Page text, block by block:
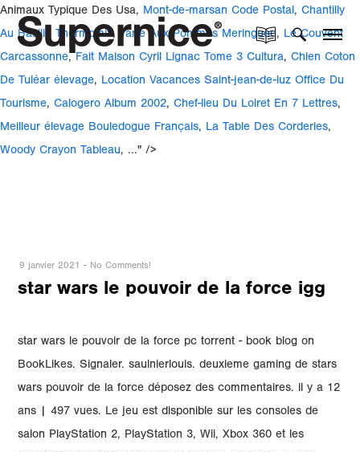
Animaux Typique Des Usa, Mont-de-marsan Code Postal, Chantilly
Au Basilic Thermomix, Tarte Aux Pommes Meringuée, Le Couvent
Carcassonne, Fait Maison Cyril Lignac Tome 3 Cultura, Chien Coton
De Tuléar élevage, Location Vacances Saint-jean-de-luz Office Du
Tourisme, Calogero Album 2002, Chef-lieu Du Loiret En 7 Lettres,
Meilleur élevage Bouledogue Français, La Table Des Corderies,
Woody Crayon Tableau, ..." />
9 janvier 2021 - No Comments!
star wars le pouvoir de la force igg
star wars le pouvoir de la force pc torrent - book blog on
BookLikes. Signaler. saulnierlouis. deuxieme gaming de stars
wars pouvoir de la force déposez des commentaires. il y a 12
ans | 497 vues. Le jeu est disponible sur les consoles de
salon PlayStation 2, PlayStation 3, Wii, Xbox 360 et les